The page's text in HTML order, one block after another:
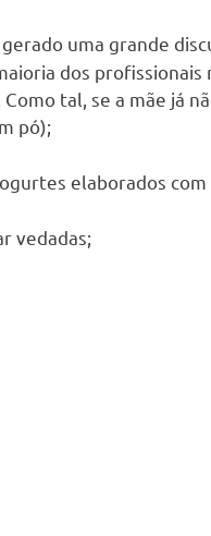
uma grande
dos profissionais
tal, se a mãe já
pó);
elaborados
vedadas;